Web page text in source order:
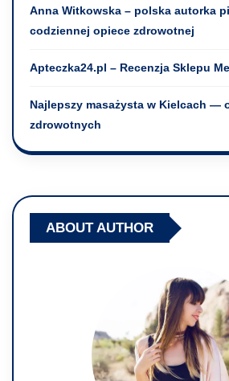
Anna Witkowska – polska autorka
codziennej opiece zdrowotnej
Apteczka24.pl – Recenzja Sklepu
Najlepszy masażysta w Kielcach —
zdrowotnych
ABOUT AUTHOR